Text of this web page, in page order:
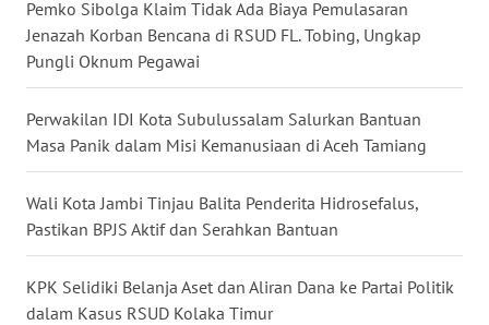
Pemko Sibolga Klaim Tidak Ada Biaya Pemulasaran
Jenazah Korban Bencana di RSUD FL. Tobing, Ungkap
Pungli Oknum Pegawai
Perwakilan IDI Kota Subulussalam Salurkan Bantuan
Masa Panik dalam Misi Kemanusiaan di Aceh Tamiang
Wali Kota Jambi Tinjau Balita Penderita Hidrosefalus,
Pastikan BPJS Aktif dan Serahkan Bantuan
KPK Selidiki Belanja Aset dan Aliran Dana ke Partai Politik
dalam Kasus RSUD Kolaka Timur
KALTENG
WN
KALTARA
WN
WN
WN